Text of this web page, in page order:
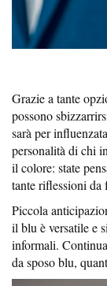
Grazie a tante
possono
sarà per
personalità di chi
il colore: state
tante riflessioni da
Piccola
il blu è versatile e
informali.
da sposo blu,